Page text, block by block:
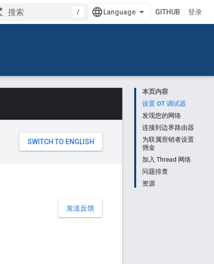
/ GITHUB 登录
本页内容
设置 OT 调试器
发现您的网络
连接到边界路由器
为联属营销者设置
佣金
加入 Thread 网络
问题排查
资源
发送反馈